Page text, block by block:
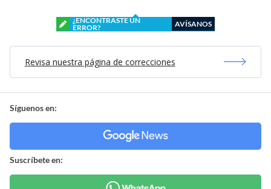
¿ENCONTRASTE UN
ERROR?
AVÍSANOS
Revisa nuestra página de correcciones
Síguenos en:
Suscríbete en: